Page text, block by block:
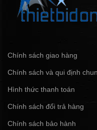
Chính sách giao hàng
Chính sách và qui định
Hình thức thanh toán
Chính sách đổi trả hàng
Chính sách bảo hành